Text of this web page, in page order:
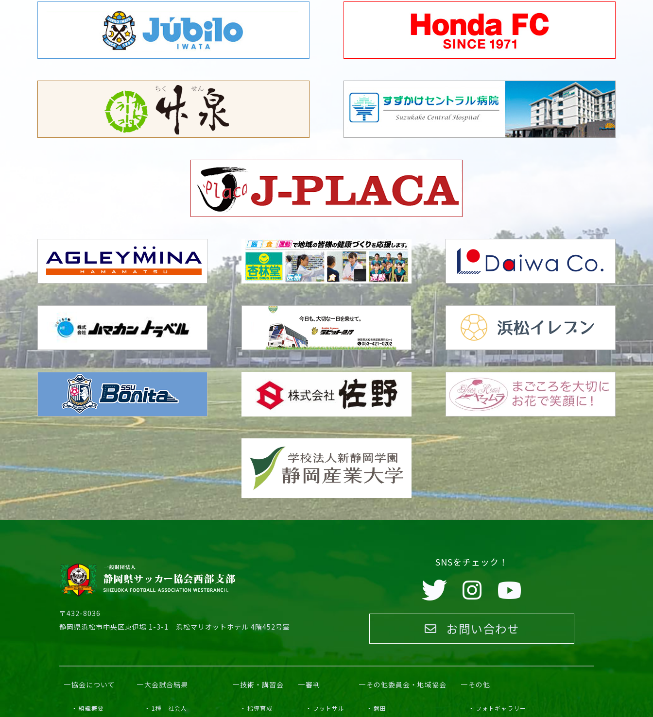
〒432-8036
静岡県浜松市中央区東伊場 1-3-1 浜松マリオットホテル 4階452号室
SNSをチェック！
お問い合わせ
協会について
組織概要
大会試合結果
1種 - 社会人
技術・講習会
指導育成
審判
フットサル
その他委員会・地域協会
磐田
その他
フォトギャラリー